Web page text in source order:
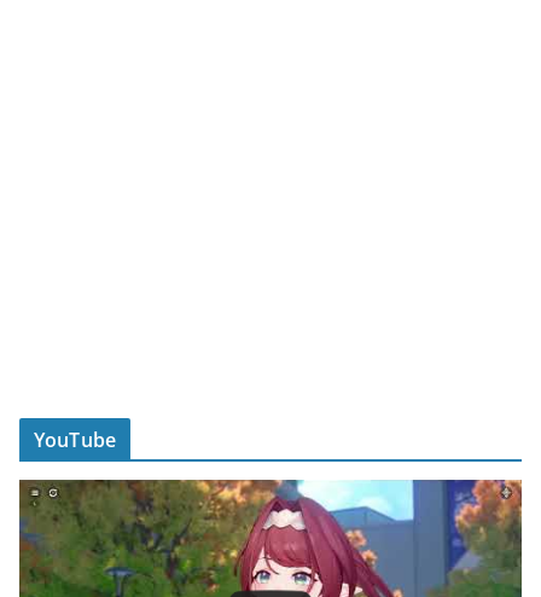
YouTube